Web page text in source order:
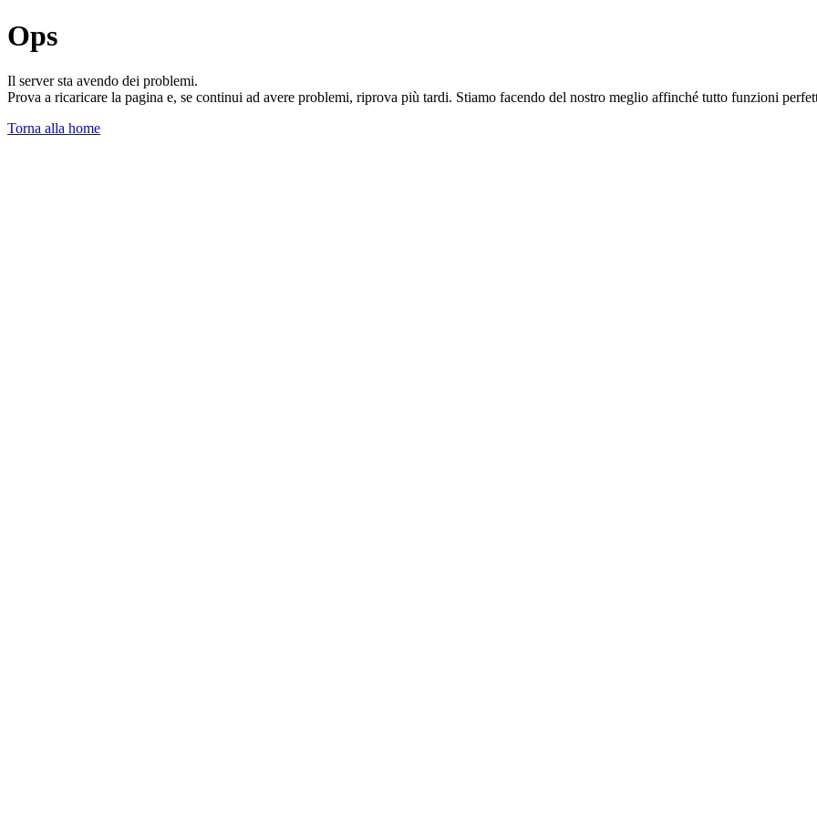
Ops
Il server sta avendo dei problemi.
Prova a ricaricare la pagina e, se continui ad avere problemi, riprova più tardi. Stiamo facendo del nostro meglio affinché tutto funzioni
Torna alla home